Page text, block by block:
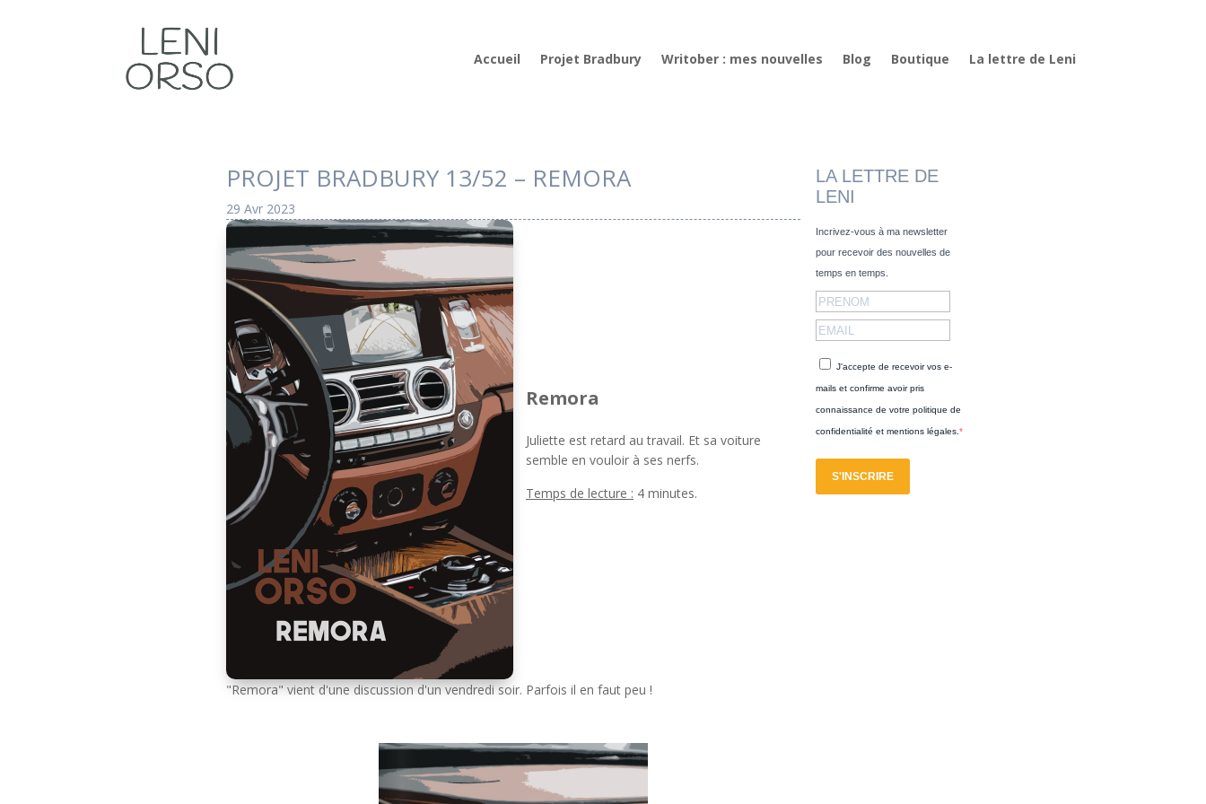
Accueil Projet Bradbury Writober : mes nouvelles Blog Boutique La lettre de Leni
PROJET BRADBURY 13/52 – REMORA
29 Avr 2023
Remora
Juliette est retard au travail. Et sa voiture
semble en vouloir à ses nerfs.
Temps de lecture : 4 minutes.
"Remora" vient d'une discussion d'un vendredi soir. Parfois il en faut peu !
LA LETTRE DE
LENI
Incrivez-vous à ma newsletter
pour recevoir des nouvelles de
temps en temps.
J'accepte de recevoir vos e-
mails et confirme avoir pris
connaissance de votre politique de
confidentialité et mentions légales.
S'INSCRIRE